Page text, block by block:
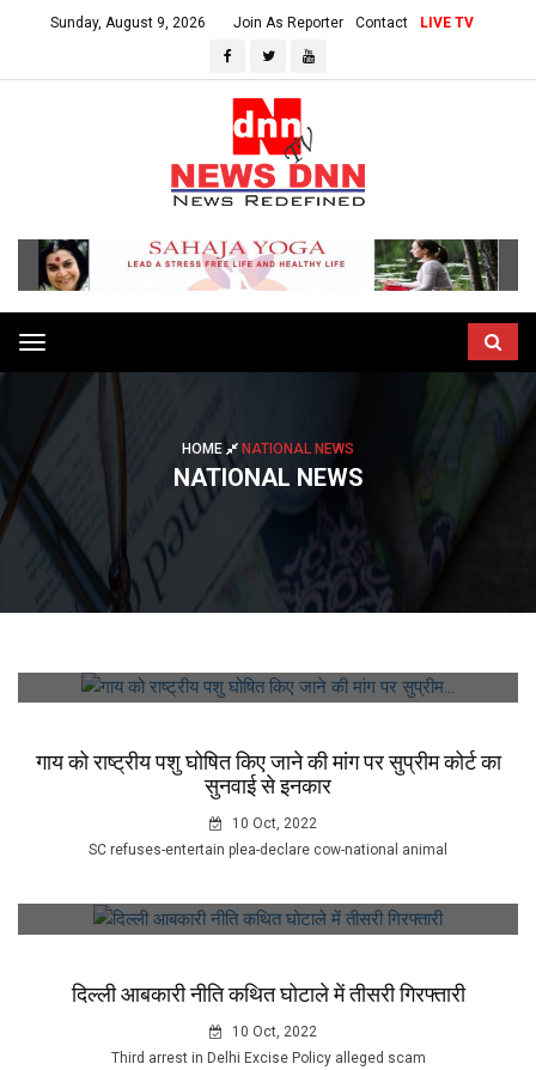
Sunday, August 9, 2026 Join As Reporter Contact LIVE TV
Toggle
navigation
HOME NATIONAL NEWS
NATIONAL NEWS
गाय को राष्ट्रीय पशु घोषित किए जाने की मांग पर सुप्रीम कोर्ट का
सुनवाई से इनकार
10 Oct, 2022
SC refuses-entertain plea-declare cow-national animal
दिल्ली आबकारी नीति कथित घोटाले में तीसरी गिरफ्तारी
10 Oct, 2022
Third arrest in Delhi Excise Policy alleged scam